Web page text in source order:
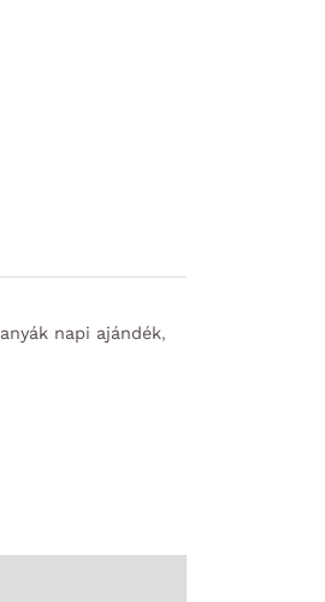
anyák napi ajándék,